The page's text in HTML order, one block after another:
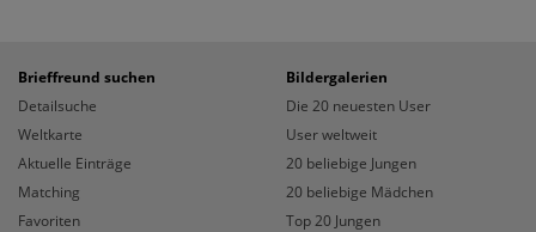
Brieffreund suchen
Detailsuche
Weltkarte
Aktuelle Einträge
Matching
Favoriten
Bildergalerien
Die 20 neuesten User
User weltweit
20 beliebige Jungen
20 beliebige Mädchen
Top 20 Jungen